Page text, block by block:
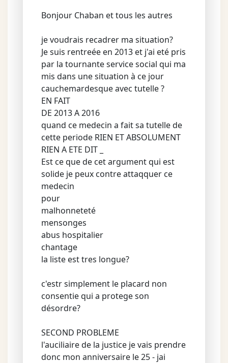
Bonjour Chaban et tous les autres
je voudrais recadrer ma situation?
Je suis rentreée en 2013 et j'ai eté pris
par la tournante service social qui ma
mis dans une situation à ce jour
cauchemardesque avec tutelle ?
EN FAIT
DE 2013 A 2016
quand ce medecin a fait sa tutelle de
cette periode RIEN ET ABSOLUMENT
RIEN A ETE DIT _
Est ce que de cet argument qui est
solide je peux contre attaqquer ce
medecin
pour
malhonneteté
mensonges
abus hospitalier
chantage
la liste est tres longue?
c'estr simplement le placard non
consentie qui a protege son
désordre?
SECOND PROBLEME
l'auciliaire de la justice je vais prendre
donc mon anniversaire le 25 - jai